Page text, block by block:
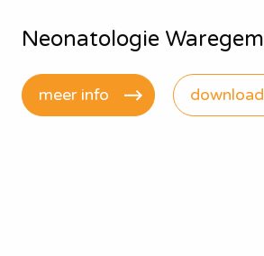
Neonatologie Waregem
meer info download